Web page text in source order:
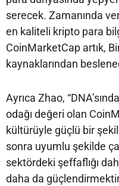
serecek. Zamanında
en kaliteli kripto para
CoinMarketCap artık,
kaynaklarından
Ayrıca Zhao,
odağı değeri olan
kültürüyle güçlü bir
sonra uyumlu şekilde
sektördeki şeffaflığı
daha da